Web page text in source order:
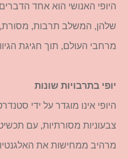
היופי האנושי הוא אחד
שלהן, המשלב תרבות, מסורת,
מרחבי העולם, תוך חגיגת
יופי בתרבויות שונות
היופי אינו מוגדר על ידי
צבעוניות מסורתיות, עם
מרהיב ממחישות את